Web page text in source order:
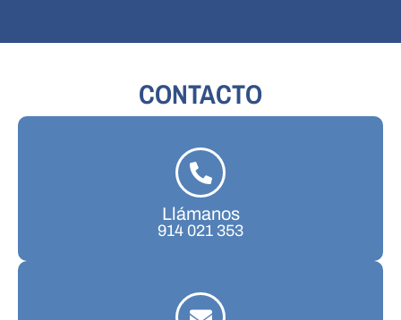
CONTACTO
Llámanos
914 021 353